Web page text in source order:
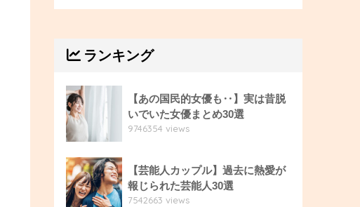
ランキング
【あの国民的女優も‥】実は昔脱
いでいた女優まとめ30選
9746354 views
【芸能人カップル】過去に熱愛が
報じられた芸能人30選
7542663 views